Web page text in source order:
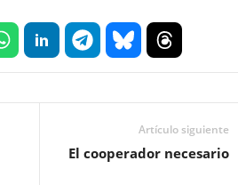
Artículo siguiente
El cooperador necesario